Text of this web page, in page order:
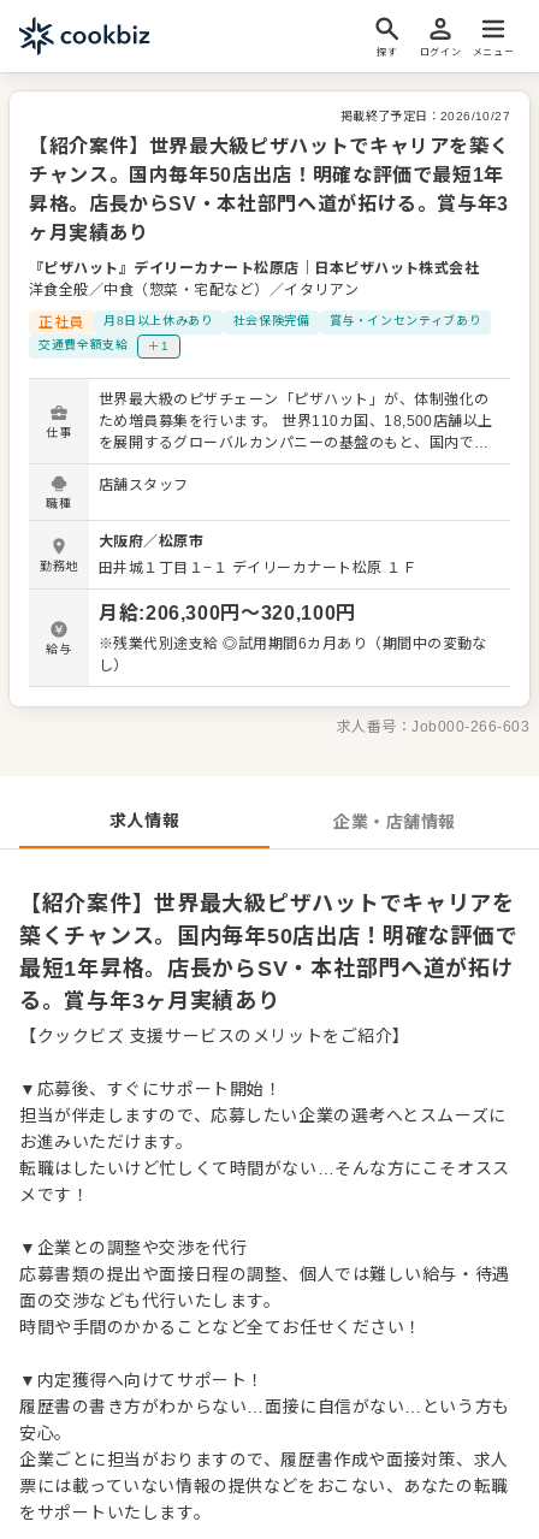
探す ログイン メニュー
掲載終了予定日： 2026/10/27
【紹介案件】世界最大級ピザハットでキャリアを築く
チャンス。国内毎年50店出店！明確な評価で最短1年
昇格。店長からSV・本社部門へ道が拓ける。賞与年3
ヶ月実績あり
『ピザハット』デイリーカナート松原店
日本ピザハット株式会社
洋食全般／中食（惣菜・宅配など）／イタリアン
正社員
月8日以上休みあり 社会保険完備
賞与・インセンティブあり
交通費全額支給
＋1
仕事
世界最大級のピザチェーン「ピザハット」が、体制強化の
ため増員募集を行います。 世界110カ国、18,500店舗以上
を展開するグローバルカンパニーの基盤のもと、国内でも
毎年50店舗の新規出店を計画中。高まるデリバリー需要を
追い風に成長を続けています。 【仕事内容】 入社後はまず
中の企業だからこそ、明確な評価基準のもと昇格機会も豊
富で、最短1年での昇格実績も。 店長経験後は、複数店舗
を統括するスーパーバイザー、または本社（サポートセン
ター）でキャリアを築く道が拓けます。実際に商品開発、
マーケティング、人事、IT部門などで活躍する先輩も多
数。あなたの理想のキャリアを実現してください。 ＜おす
すめポイント＞ 未経験でも「ピザハットアカデミー」によ
ヶ月分の実績があります。全国型に加え、転勤のない「エ
リア限定社員」も選択可能。ライフスタイルに合わせた働
職種
店舗スタッフ
勤務地
大阪府／松原市
田井城１丁目１−１ デイリーカナート松原 １Ｆ
給与
月給:206,300円〜320,100円
※残業代別途支給 ◎試用期間6カ月あり（期間中の変動な
し）
求人番号：Job000-266-603
求人情報 企業・店舗情報
【紹介案件】世界最大級ピザハットでキャリアを
築くチャンス。国内毎年50店出店！明確な評価で
最短1年昇格。店長からSV・本社部門へ道が拓け
る。賞与年3ヶ月実績あり
【クックビズ 支援サービスのメリットをご紹介】
▼応募後、すぐにサポート開始！
担当が伴走しますので、応募したい企業の選考へとスムーズに
お進みいただけます。
転職はしたいけど忙しくて時間がない…そんな方にこそオスス
メです！
▼企業との調整や交渉を代行
応募書類の提出や面接日程の調整、個人では難しい給与・待遇
面の交渉なども代行いたします。
時間や手間のかかることなど全てお任せください！
▼内定獲得へ向けてサポート！
履歴書の書き方がわからない…面接に自信がない…という方も
安心。
企業ごとに担当がおりますので、履歴書作成や面接対策、求人
票には載っていない情報の提供などをおこない、あなたの転職
をサポートいたします。